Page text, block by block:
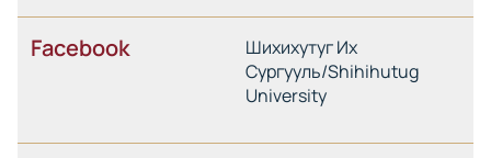
Facebook
Шихихутуг Их
Сургууль/Shihihutug
University